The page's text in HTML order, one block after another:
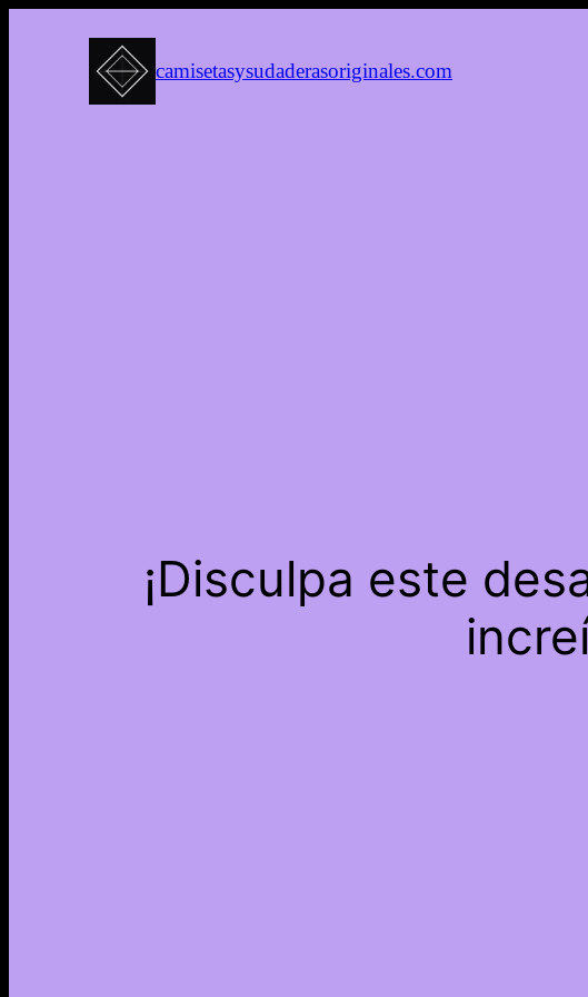
camisetasysudaderasoriginales.com
¡Disculpa este